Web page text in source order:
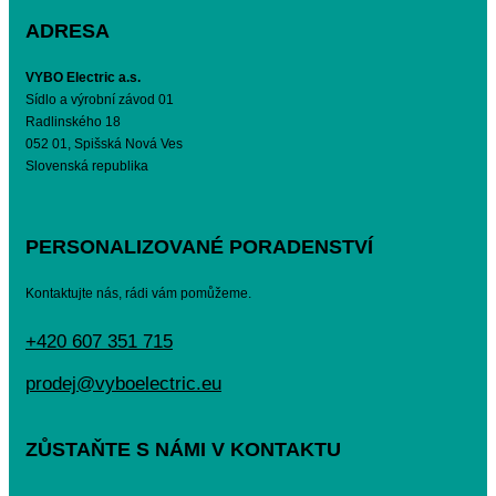
ADRESA
VYBO Electric a.s.
Sídlo a výrobní závod 01
Radlinského 18
052 01, Spišská Nová Ves
Slovenská republika
PERSONALIZOVANÉ PORADENSTVÍ
Kontaktujte nás, rádi vám pomůžeme.
+420 607 351 715
prodej@vyboelectric.eu
ZŮSTAŇTE S NÁMI V KONTAKTU